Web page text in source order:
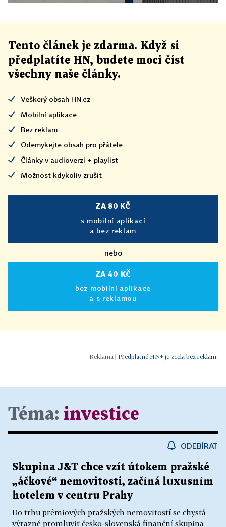
Tento článek je zdarma. Když si
předplatíte HN, budete moci číst
všechny naše články.
Veškerý obsah HN.cz
Mobilní aplikace
Bez reklam
Odemykejte obsah pro přátele
Články v audioverzi + playlist
Možnost kdykoliv zrušit
ZA 80 KČ
s mobilní aplikací
a bez reklam
nebo
ZA 40 KČ
bez mobilní aplikace
a s reklamou
Předplatné HN+ je zcela bez reklam.
Téma: investice
ODEBÍRAT
Skupina J&T chce vzít útokem pražské
„áčkové“ nemovitosti, začíná luxusním
hotelem v centru Prahy
Do trhu prémiových pražských nemovitostí se chystá
výrazně promluvit česko-slovenská finanční skupina